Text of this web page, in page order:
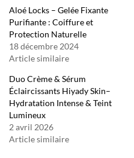
Aloé Locks – Gelée Fixante
Purifiante : Coiffure et
Protection Naturelle
18 décembre 2024
Article similaire
Duo Crème & Sérum
Éclaircissants Hiyady Skin–
Hydratation Intense & Teint
Lumineux
2 avril 2026
Article similaire